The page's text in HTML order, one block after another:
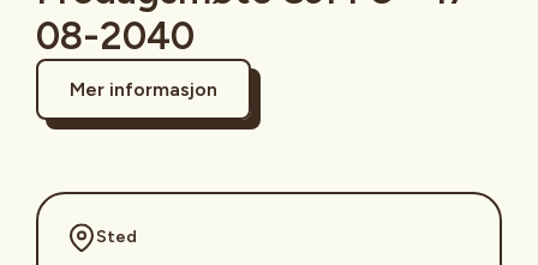
08-2040
Mer informasjon
Sted